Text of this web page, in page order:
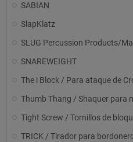
SABIAN
SlapKlatz
SLUG Percussion Products/
SNAREWEIGHT
The i Block / Para ataque de
Thumb Thang / Shaquer para
Tight Screw / Tornillos de
TRICK / Tirador para